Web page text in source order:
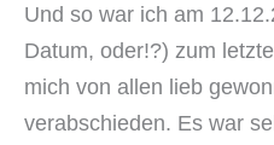
Und so war ich am
Datum, oder!?) zum
mich von allen lieb
verabschieden. Es war